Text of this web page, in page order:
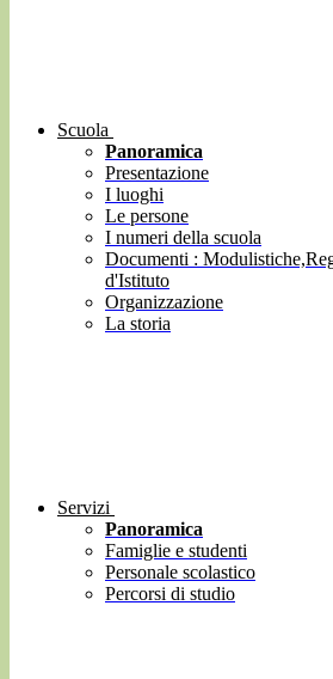
Scuola
Panoramica
Presentazione
I luoghi
Le persone
I numeri della scuola
Documenti :
d'Istituto
Organizzazione
La storia
Servizi
Panoramica
Famiglie e studenti
Personale scolastico
Percorsi di studio